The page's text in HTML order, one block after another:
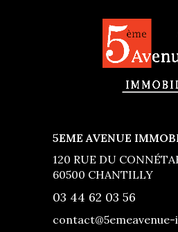
5EME AVENUE
120 RUE DU
60500 CHANTILLY
03 44 62 03 56